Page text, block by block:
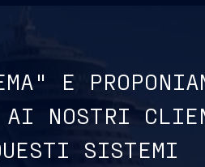
E
AI NOSTRI
SISTEMI